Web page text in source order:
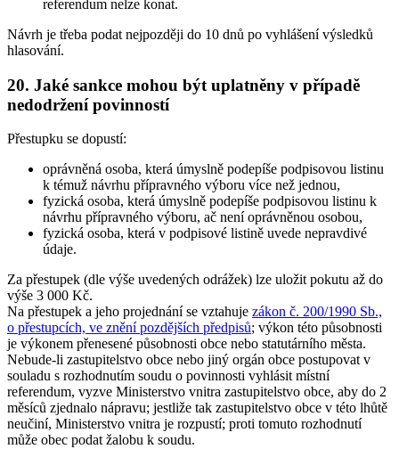
referendum nelze konat.
Návrh je třeba podat nejpozději do 10 dnů po vyhlášení výsledků
hlasování.
20. Jaké sankce mohou být uplatněny v případě
nedodržení povinností
Přestupku se dopustí:
oprávněná osoba, která úmyslně podepíše podpisovou listinu
k témuž návrhu přípravného výboru více než jednou,
fyzická osoba, která úmyslně podepíše podpisovou listinu k
návrhu přípravného výboru, ač není oprávněnou osobou,
fyzická osoba, která v podpisové listině uvede nepravdivé
údaje.
Za přestupek (dle výše uvedených odrážek) lze uložit pokutu až do
výše 3 000 Kč.
Na přestupek a jeho projednání se vztahuje zákon č. 200/1990 Sb.,
o přestupcích, ve znění pozdějších předpisů; výkon této působnosti
je výkonem přenesené působnosti obce nebo statutárního města.
Nebude-li zastupitelstvo obce nebo jiný orgán obce postupovat v
souladu s rozhodnutím soudu o povinnosti vyhlásit místní
referendum, vyzve Ministerstvo vnitra zastupitelstvo obce, aby do 2
měsíců zjednalo nápravu; jestliže tak zastupitelstvo obce v této lhůtě
neučiní, Ministerstvo vnitra je rozpustí; proti tomuto rozhodnutí
může obec podat žalobu k soudu.